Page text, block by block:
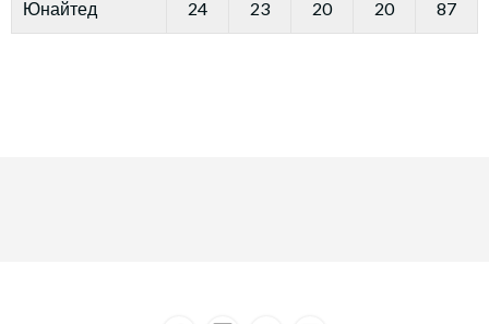
Юнайтед 24 23 20 20 87